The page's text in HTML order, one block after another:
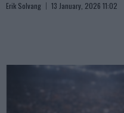
Erik Solvang 13 January, 2026 11:02